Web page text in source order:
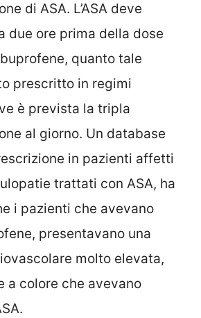
di ASA. L’ASA deve
due ore prima della dose
quanto tale
prescritto in regimi
è prevista la tripla
al giorno. Un database
in pazienti affetti
trattati con ASA, ha
i pazienti che avevano
presentavano una
molto elevata,
a colore che avevano